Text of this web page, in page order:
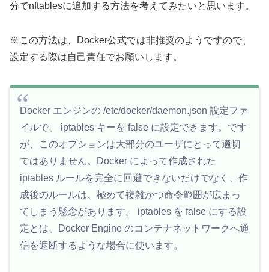
分でnftablesに追加する方法を考えてみたいと思います。
※この方法は、Docker公式では非推奨のようですので、
設定する際は自己責任でお願いします。
Docker エンジンの /etc/docker/daemon.json 設定ファ
イルで、 iptables キーを false に設定できます。です
が、このオプションは大部分のユーザにとって適切
ではありません。Docker によって作成された
iptables ルールを完全に回避できないだけでなく、作
成後のルールは、極めて複雑かつ命令範囲が広まっ
てしまう懸念があります。 iptables を false にする設
定とは、Docker Engine のコンテナネットワークへ通
信を遮断するような場合に使います。